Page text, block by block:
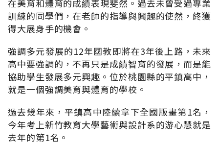
在美育和體育的成績表現斐然。過去未曾受過專業
訓練的同學們，在老師的指導與興趣的使然，終獲
得大展身手的機會。
強調多元發展的12年國教即將在3年後上路，未來
高中要強調的，不再只是成績智育的發展，而是能
協助學生發展多元興趣。位於桃園縣的平鎮高中，
就是一個強調美育與體育的學校。
過去幾年來，平鎮高中陸續拿下全國版畫第1名，
今年考上新竹教育大學藝術與設計系的游心慧就是
去年的第1名。